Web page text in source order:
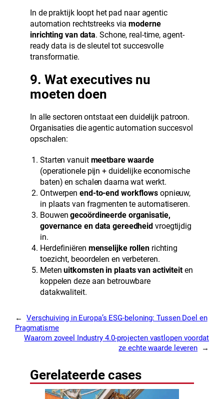
In de praktijk loopt het pad naar agentic
automation rechtstreeks viamoderne
inrichting van data. Schone, real-time, agent-
ready data is de sleutel tot succesvolle
transformatie.
9. Wat executives nu
moeten doen
In alle sectoren ontstaat een duidelijk patroon.
Organisaties die agentic automation succesvol
opschalen:
Starten vanuit meetbare waarde
(operationele pijn + duidelijke economische
baten) en schalen daarna wat werkt.
Ontwerpen end-to-end workflows opnieuw,
in plaats van fragmenten te automatiseren.
Bouwengecoördineerde organisatie,
governance en data gereedheid vroegtijdig
in.
Herdefiniëren menselijke rollenrichting
toezicht, beoordelen en verbeteren.
Metenuitkomsten in plaats van activiteiten
koppelen deze aan betrouwbare
datakwaliteit.
←
Verschuiving in Europa’s ESG-beloning: Tussen Doel en
Pragmatisme
Waarom zoveel Industry 4.0-projecten vastlopen voordat
ze echte waarde leveren
→
Gerelateerde cases